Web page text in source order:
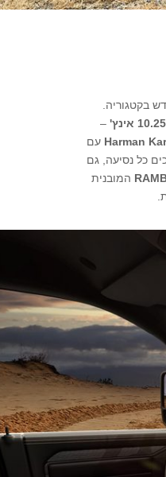
בקטגוריה.
10.25 אינץ'
–
Harman עם
כל נסיעה, גם
המובנית